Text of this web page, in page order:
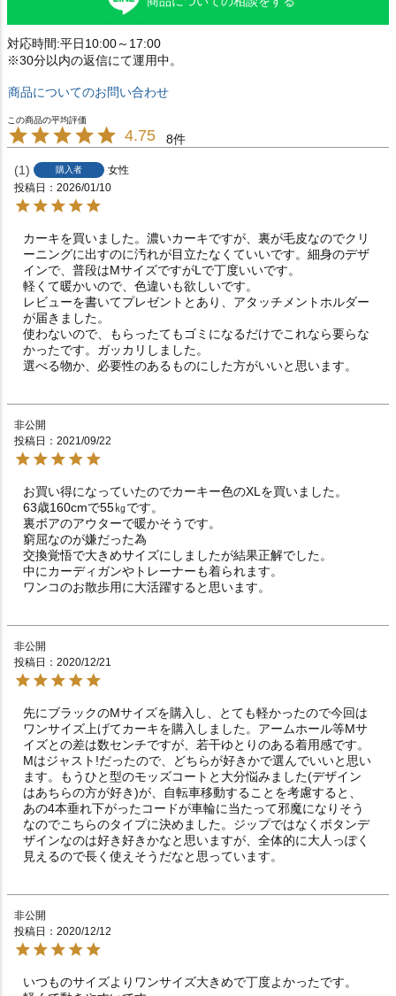
対応時間:平日10:00～17:00
※30分以内の返信にて運用中。
商品についてのお問い合わせ
4.75 8
1 購入者
女性
投稿日
2026/01/10
カーキを買いました。濃いカーキですが、裏が毛皮なのでクリ
ーニングに出すのに汚れが目立たなくていいです。細身のデザ
インで、普段はMサイズですがLで丁度いいです。
軽くて暖かいので、色違いも欲しいです。
レビューを書いてプレゼントとあり、アタッチメントホルダー
が届きました。
使わないので、もらったてもゴミになるだけでこれなら要らな
かったです。ガッカリしました。
選べる物か、必要性のあるものにした方がいいと思います。
非公開
投稿日
2021/09/22
お買い得になっていたのでカーキー色のXLを買いました。
63歳160cmで55㎏です。
裏ボアのアウターで暖かそうです。
窮屈なのが嫌だった為
交換覚悟で大きめサイズにしましたが結果正解でした。
中にカーディガンやトレーナーも着られます。
非公開
投稿日
2020/12/21
先にブラックのMサイズを購入し、とても軽かったので今回は
ワンサイズ上げてカーキを購入しました。アームホール等Mサ
イズとの差は数センチですが、若干ゆとりのある着用感です。
Mはジャスト!だったので、どちらが好きかで選んでいいと思い
ます。もうひと型のモッズコートと大分悩みました(デザイン
はあちらの方が好き)が、自転車移動することを考慮すると、
あの4本垂れ下がったコードが車輪に当たって邪魔になりそう
なのでこちらのタイプに決めました。ジップではなくボタンデ
ザインなのは好き好きかなと思いますが、全体的に大人っぽく
見えるので長く使えそうだなと思っています。
非公開
投稿日
2020/12/12
いつものサイズよりワンサイズ大きめで丁度よかったです。